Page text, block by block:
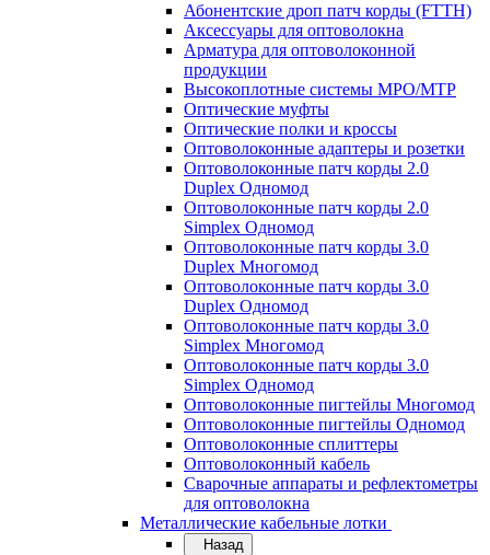
Абонентские дроп патч корды (FTTH)
Аксессуары для оптоволокна
Арматура для оптоволоконной
продукции
Высокоплотные системы MPO/MTP
Оптические муфты
Оптические полки и кроссы
Оптоволоконные адаптеры и розетки
Оптоволоконные патч корды 2.0
Duplex Одномод
Оптоволоконные патч корды 2.0
Simplex Одномод
Оптоволоконные патч корды 3.0
Duplex Многомод
Оптоволоконные патч корды 3.0
Duplex Одномод
Оптоволоконные патч корды 3.0
Simplex Многомод
Оптоволоконные патч корды 3.0
Simplex Одномод
Оптоволоконные пигтейлы Многомод
Оптоволоконные пигтейлы Одномод
Оптоволоконные сплиттеры
Оптоволоконный кабель
Сварочные аппараты и рефлектометры
для оптоволокна
Металлические кабельные лотки
Назад